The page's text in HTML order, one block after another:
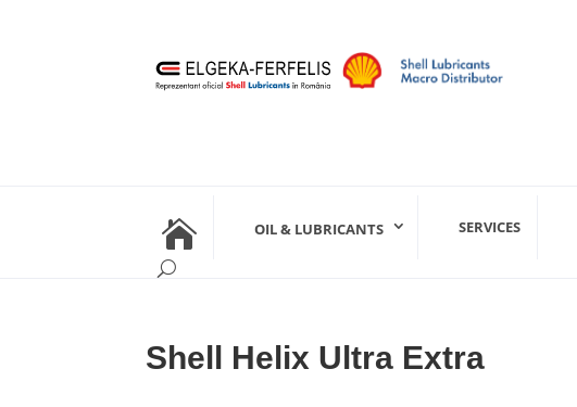
 OIL & LUBRICANTS SERVICES
Shell Helix Ultra Extra